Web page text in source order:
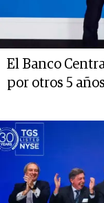
El Banco
por otros 5 años